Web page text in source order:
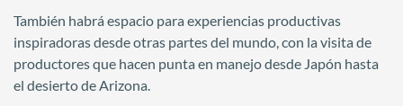
También habrá espacio para experiencias productivas
inspiradoras desde otras partes del mundo, con la visita de
productores que hacen punta en manejo desde Japón hasta
el desierto de Arizona.